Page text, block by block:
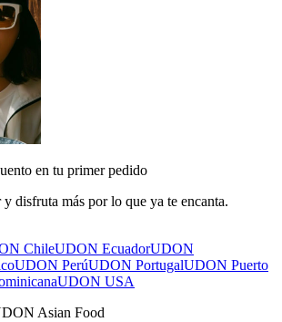
en tu primer pedido
disfruta más por lo que ya te encanta.
ChileUDON EcuadorUDON
UDON PerúUDON PortugalUDON Puerto
UDON USA
Asian Food